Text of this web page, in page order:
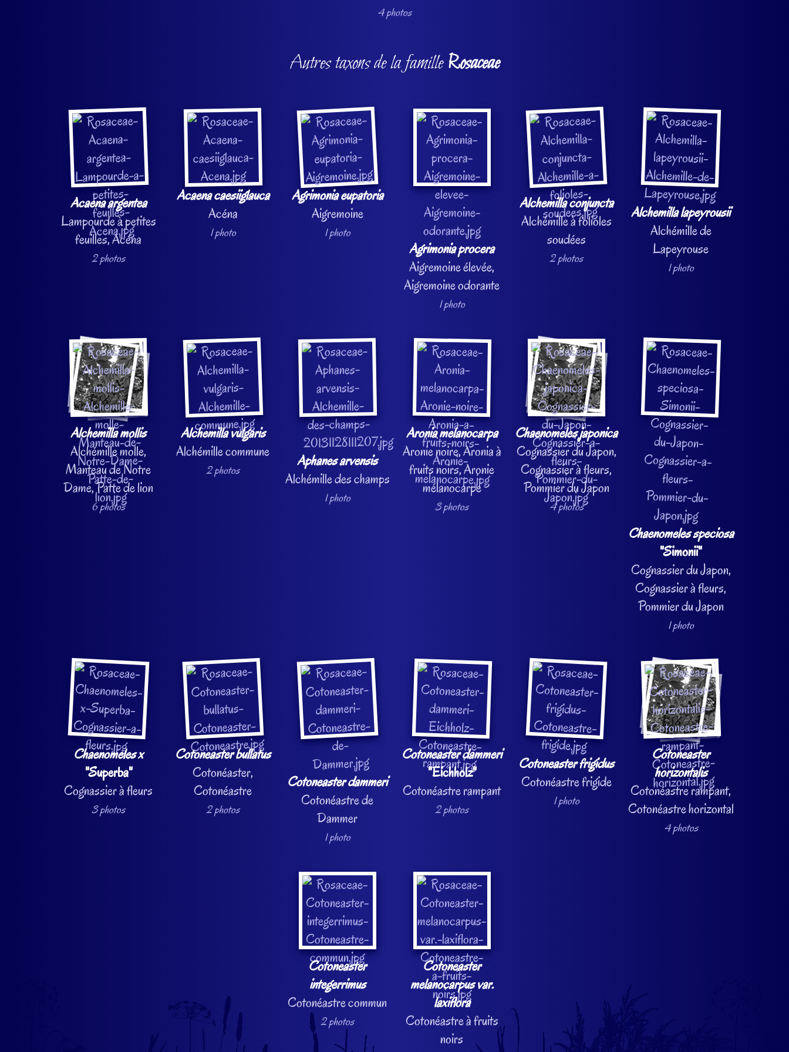
4 photos
Autres taxons de la familleRosaceae
Acaena argentea
Lampourde à petites
feuilles, Acéna
2 photos
Acaena caesiiglauca
Acéna
1 photo
Agrimonia eupatoria
Aigremoine
1 photo
Agrimonia procera
Aigremoine élevée,
Aigremoine odorante
1 photo
Alchemilla conjuncta
Alchémille à folioles
soudées
2 photos
Alchemilla lapeyrousii
Alchémille de
Lapeyrouse
1 photo
Alchemilla mollis
Alchémille molle,
Manteau de Notre
Dame, Patte de lion
6 photos
Alchemilla vulgaris
Alchémille commune
2 photos
Aphanes arvensis
Alchémille des champs
1 photo
Aronia melanocarpa
Aronie noire, Aronia à
fruits noirs, Aronie
mélanocarpe
3 photos
Chaenomeles japonica
Cognassier du Japon,
Cognassier à fleurs,
Pommier du Japon
4 photos
Chaenomeles speciosa
"Simonii"
Cognassier du Japon,
Cognassier à fleurs,
Pommier du Japon
1 photo
Chaenomeles x
"Superba"
Cognassier à fleurs
3 photos
Cotoneaster bullatus
Cotonéaster,
Cotonéastre
2 photos
Cotoneaster dammeri
Cotonéastre de
Dammer
1 photo
Cotoneaster dammeri
"Eichholz"
Cotonéastre rampant
2 photos
Cotoneaster frigidus
Cotonéastre frigide
1 photo
Cotoneaster
horizontalis
Cotonéastre rampant,
Cotonéastre horizontal
4 photos
Cotoneaster
integerrimus
Cotonéastre commun
2 photos
Cotoneaster
melanocarpus var.
laxiflora
Cotonéastre à fruits
noirs